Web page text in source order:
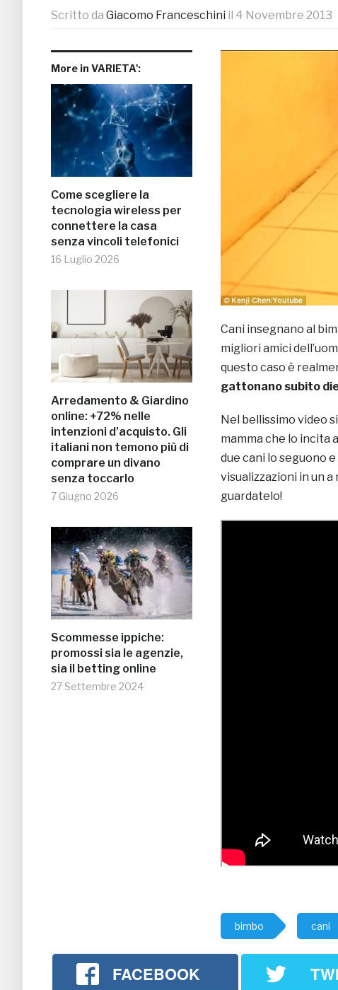
Scritto da Giacomo Franceschini il 4 Novembre 2013
More in VARIETA':
Come scegliere la
tecnologia wireless per
connettere la casa
senza vincoli telefonici
16 Luglio 2026
Arredamento & Giardino
online: +72% nelle
intenzioni d’acquisto. Gli
italiani non temono più di
comprare un divano
senza toccarlo
7 Giugno 2026
Scommesse ippiche:
promossi sia le agenzie,
sia il betting online
27 Settembre 2024
Cani insegnano al
migliori amici
questo caso è
gattonano subito
Nel bellissimo video
mamma che lo incita
due cani lo seguono
visualizzazioni in un
guardatelo!
bimbo cani
FACEBOOK